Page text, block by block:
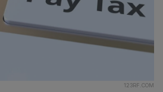
123RF.COM